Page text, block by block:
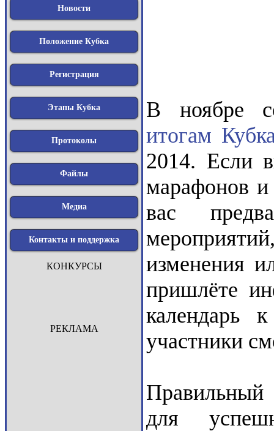
Новости
Положение Кубка
Регистрация
Этапы Кубка
Протоколы
Файлы
Медиа
Контакты и поддержка
КОНКУРСЫ
РЕКЛАМА
В ноябре
итогам
2014. Если
марафонов
вас
изменения
пришлёте
календарь
участники
Правильный
для